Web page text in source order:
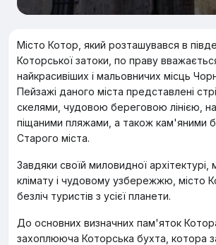
Місто Котор, який розташувався в
Которської затоки, по праву
найкрасивіших і мальовничих місць
Пейзажі даного міста представлені
скелями, чудовою береговою лінією,
піщаними пляжами, а також кам'яними
Старого міста.
Завдяки своїй миловидної
клімату і чудовому узбережжю, місто
безліч туристів з усієї планети.
До основних визначних пам'яток
захоплююча Которська бухта, котора